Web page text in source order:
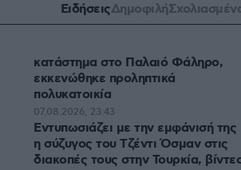
ΕιδήσειςΔημοφιλή
κατάστημα στο Παλαιό Φάληρο,
εκκενώθηκε προληπτικά
πολυκατοικία
Εντυπωσιάζει με την εμφάνισή της
η σύζυγος του Τζέντι Όσμαν στις
διακοπές τους στην Τουρκία,
07.08.2026, 23:43